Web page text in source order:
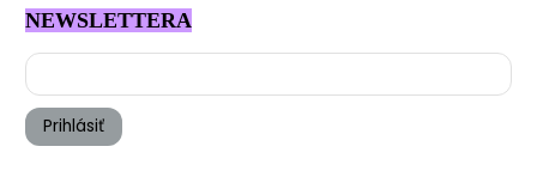
NEWSLETTERA
Prihlásiť